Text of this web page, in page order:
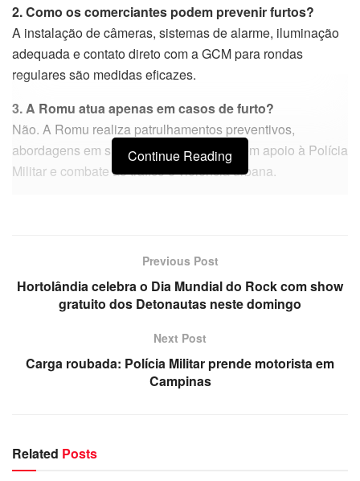
2. Como os comerciantes podem prevenir furtos?
A instalação de câmeras, sistemas de alarme, iluminação
adequada e contato direto com a GCM para rondas
regulares são medidas eficazes.
3. A Romu atua apenas em casos de furto?
Não. A Romu realiza patrulhamentos preventivos,
abordagens em situações de risco, atua em apoio à Polícia
Militar e combate ao tráfico e violência urbana.
Continue Reading
Previous Post
Hortolândia celebra o Dia Mundial do Rock com show
gratuito dos Detonautas neste domingo
Next Post
Carga roubada: Polícia Militar prende motorista em
Campinas
Related Posts